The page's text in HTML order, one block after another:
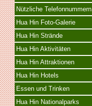
Nützliche Telefonnummern
Hua Hin Foto-Galerie
Hua Hin Strände
Hua Hin Aktivitäten
Hua Hin Attraktionen
Hua Hin Hotels
Essen und Trinken
Hua Hin Nationalparks